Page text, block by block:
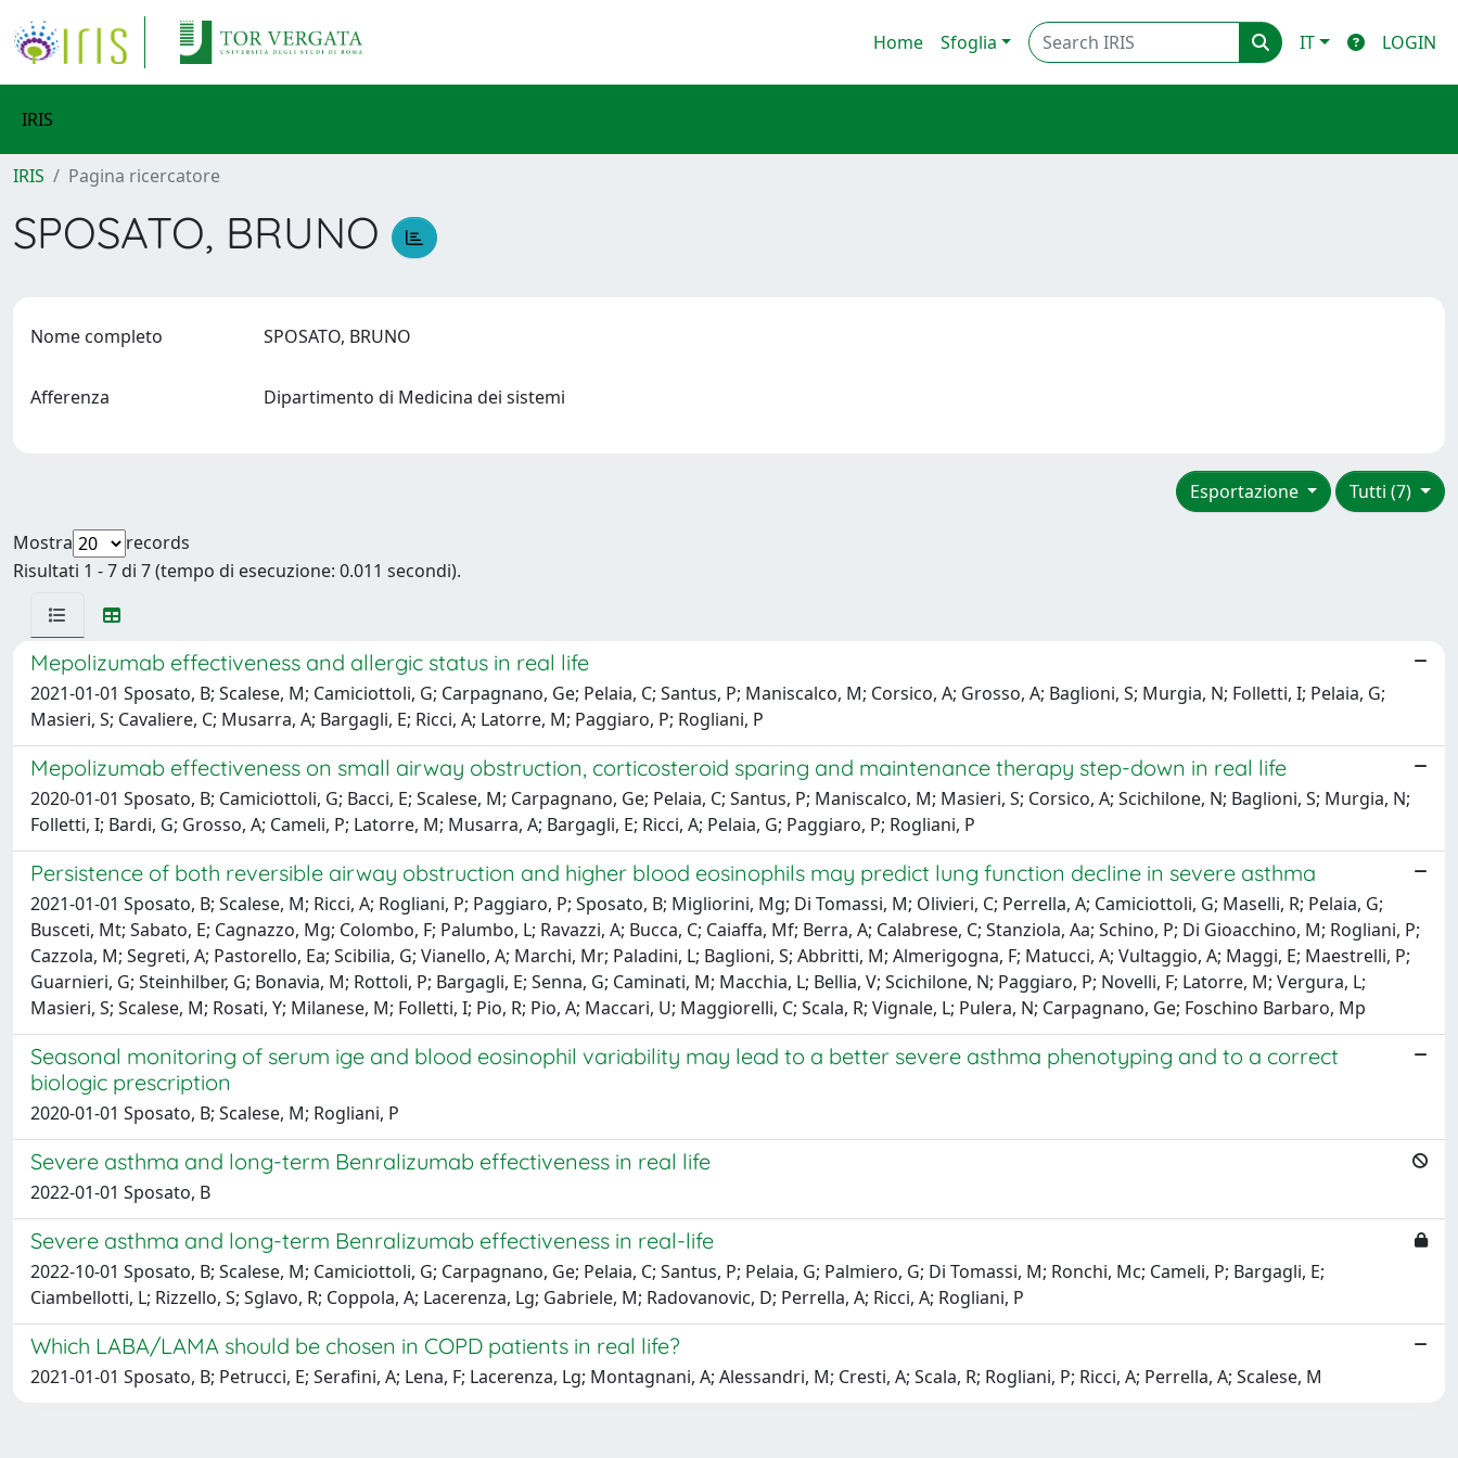
Home Sfoglia IT LOGIN
IRIS
IRIS Pagina ricercatore
SPOSATO, BRUNO
Nome completo SPOSATO, BRUNO
Afferenza Dipartimento di Medicina dei sistemi
Tutti (7)
Esportazione
Mostra
records
Risultati 1 - 7 di 7 (tempo di esecuzione: 0.011 secondi).
Mepolizumab effectiveness and allergic status in real life
2021-01-01 Sposato, B; Scalese, M; Camiciottoli, G; Carpagnano, Ge; Pelaia, C; Santus, P; Maniscalco, M; Corsico, A; Grosso, A; Baglioni, S; Murgia, N; Folletti, I; Pelaia, G;
Masieri, S; Cavaliere, C; Musarra, A; Bargagli, E; Ricci, A; Latorre, M; Paggiaro, P; Rogliani, P
Mepolizumab effectiveness on small airway obstruction, corticosteroid sparing and maintenance therapy step-down in real life
2020-01-01 Sposato, B; Camiciottoli, G; Bacci, E; Scalese, M; Carpagnano, Ge; Pelaia, C; Santus, P; Maniscalco, M; Masieri, S; Corsico, A; Scichilone, N; Baglioni, S; Murgia, N;
Folletti, I; Bardi, G; Grosso, A; Cameli, P; Latorre, M; Musarra, A; Bargagli, E; Ricci, A; Pelaia, G; Paggiaro, P; Rogliani, P
Persistence of both reversible airway obstruction and higher blood eosinophils may predict lung function decline in severe asthma
2021-01-01 Sposato, B; Scalese, M; Ricci, A; Rogliani, P; Paggiaro, P; Sposato, B; Migliorini, Mg; Di Tomassi, M; Olivieri, C; Perrella, A; Camiciottoli, G; Maselli, R; Pelaia, G;
Busceti, Mt; Sabato, E; Cagnazzo, Mg; Colombo, F; Palumbo, L; Ravazzi, A; Bucca, C; Caiaffa, Mf; Berra, A; Calabrese, C; Stanziola, Aa; Schino, P; Di Gioacchino, M; Rogliani, P;
Cazzola, M; Segreti, A; Pastorello, Ea; Scibilia, G; Vianello, A; Marchi, Mr; Paladini, L; Baglioni, S; Abbritti, M; Almerigogna, F; Matucci, A; Vultaggio, A; Maggi, E; Maestrelli, P;
Guarnieri, G; Steinhilber, G; Bonavia, M; Rottoli, P; Bargagli, E; Senna, G; Caminati, M; Macchia, L; Bellia, V; Scichilone, N; Paggiaro, P; Novelli, F; Latorre, M; Vergura, L;
Masieri, S; Scalese, M; Rosati, Y; Milanese, M; Folletti, I; Pio, R; Pio, A; Maccari, U; Maggiorelli, C; Scala, R; Vignale, L; Pulera, N; Carpagnano, Ge; Foschino Barbaro, Mp
Seasonal monitoring of serum ige and blood eosinophil variability may lead to a better severe asthma phenotyping and to a correct
biologic prescription
2020-01-01 Sposato, B; Scalese, M; Rogliani, P
Severe asthma and long-term Benralizumab effectiveness in real life
2022-01-01 Sposato, B
Severe asthma and long-term Benralizumab effectiveness in real-life
2022-10-01 Sposato, B; Scalese, M; Camiciottoli, G; Carpagnano, Ge; Pelaia, C; Santus, P; Pelaia, G; Palmiero, G; Di Tomassi, M; Ronchi, Mc; Cameli, P; Bargagli, E;
Ciambellotti, L; Rizzello, S; Sglavo, R; Coppola, A; Lacerenza, Lg; Gabriele, M; Radovanovic, D; Perrella, A; Ricci, A; Rogliani, P
Which LABA/LAMA should be chosen in COPD patients in real life?
2021-01-01 Sposato, B; Petrucci, E; Serafini, A; Lena, F; Lacerenza, Lg; Montagnani, A; Alessandri, M; Cresti, A; Scala, R; Rogliani, P; Ricci, A; Perrella, A; Scalese, M